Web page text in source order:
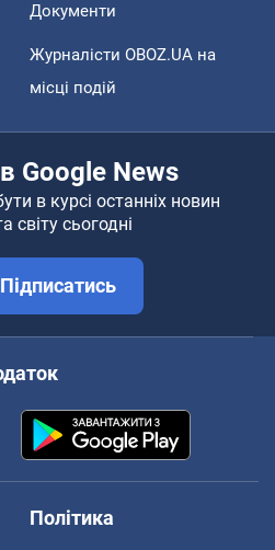
Документи
Журналісти OBOZ.UA на
місці подій
Google News
в курсі останніх новин
світу сьогодні
Підписатись
Політика